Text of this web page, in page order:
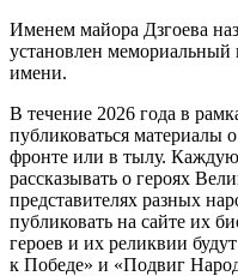
Именем майора Дзгоева
установлен мемориальный
имени.
В течение 2026 года в
публиковаться материалы
фронте или в тылу.
рассказывать о героях
представителях разных
публиковать на сайте их
героев и их реликвии
к Победе» и «Подвиг